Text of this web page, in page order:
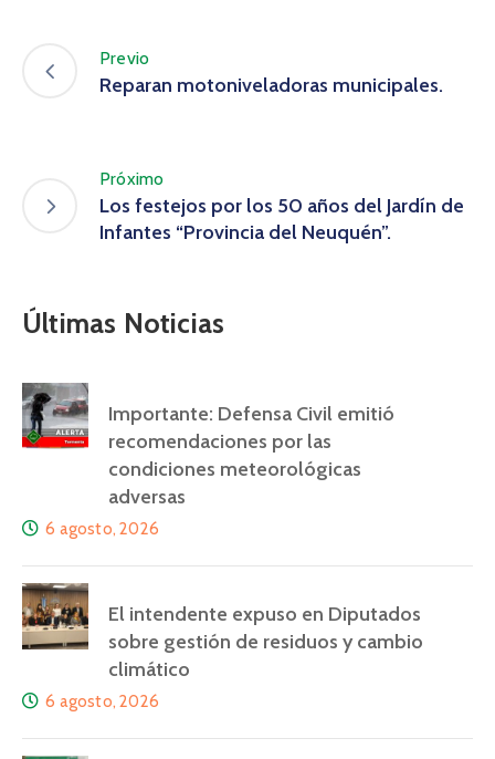
Previo
Reparan motoniveladoras municipales.
Próximo
Los festejos por los 50 años del Jardín de
Infantes “Provincia del Neuquén”.
Últimas Noticias
Importante: Defensa Civil emitió
recomendaciones por las
condiciones meteorológicas
adversas
6 agosto, 2026
El intendente expuso en Diputados
sobre gestión de residuos y cambio
climático
6 agosto, 2026